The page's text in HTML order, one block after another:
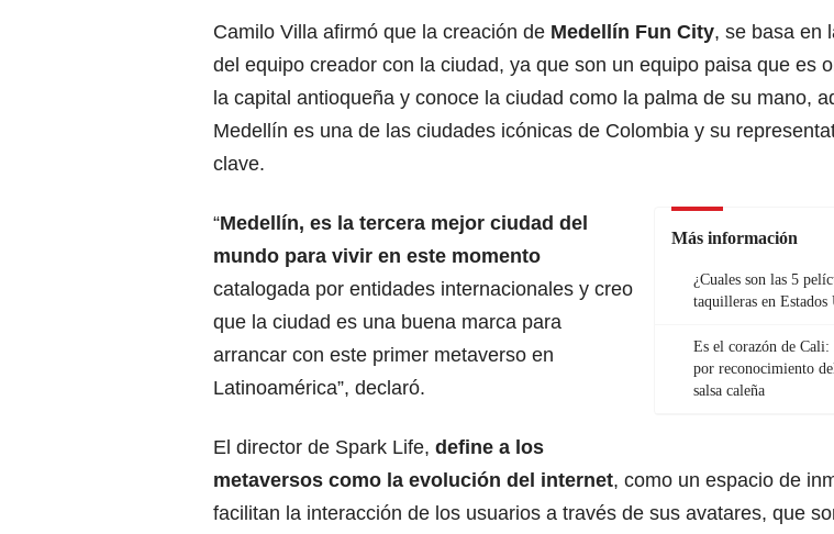
Camilo Villa afirmó que la creación de Medellín Fun City, se basa en
del equipo creador con la ciudad, ya que son un equipo paisa que es
la capital antioqueña y conoce la ciudad como la palma de su mano,
Medellín es una de las ciudades icónicas de Colombia y su
clave.
Más información
¿Cuales son las 5
taquilleras en Estados
Es el corazón de
por reconocimiento
salsa caleña
“Medellín, es la tercera mejor ciudad del
mundo para vivir en este momento
catalogada por entidades internacionales y creo
que la ciudad es una buena marca para
arrancar con este primer metaverso en
Latinoamérica”, declaró.
El director de Spark Life, define a los
metaversos como la evolución del internet, como un espacio de
facilitan la interacción de los usuarios a través de sus avatares, que